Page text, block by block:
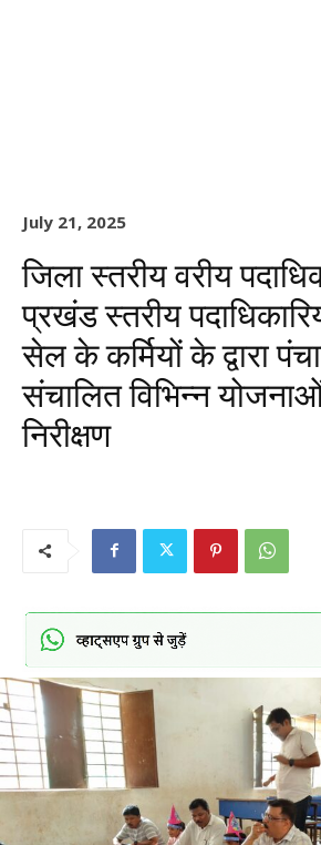
July 21, 2025
जिला स्तरीय वरीय
प्रखंड स्तरीय
सेल के कर्मियों के द्वारा
संचालित विभिन्न
निरीक्षण